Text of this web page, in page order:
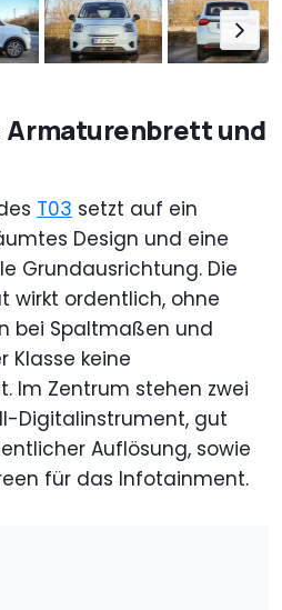
Armaturenbrett und
T03 setzt auf ein
Design und eine
Grundausrichtung. Die
wirkt ordentlich, ohne
bei Spaltmaßen und
Klasse keine
Im Zentrum stehen zwei
Digitalinstrument, gut
Auflösung, sowie
für das Infotainment.